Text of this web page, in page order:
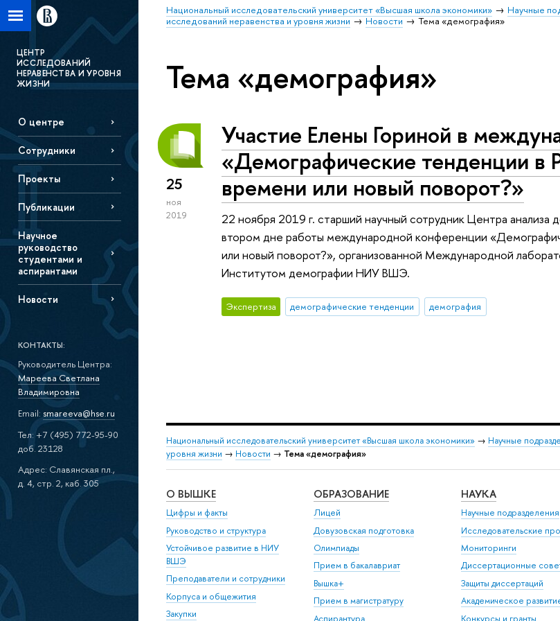
Национальный исследовательский университет «Высшая школа экономики» Научные
исследований неравенства и уровня жизни
Новости Тема «демография»
ЦЕНТР
ИССЛЕДОВАНИЙ
НЕРАВЕНСТВА И УРОВНЯ
ЖИЗНИ
О центре
Сотрудники
Проекты
Публикации
Научное
руководство
студентами и
аспирантами
Новости
КОНТАКТЫ:
Руководитель Центра:
Мареева Светлана
Владимировна
Email: smareeva@hse.ru
Тел: +7 (495) 772-95-90
доб. 23128
Адрес: Славянская пл.,
д. 4, стр. 2, каб. 305
Тема «демография»
25
ноя
2019
Участие Елены Гориной в
«Демографические тенденции в
времени или новый поворот?»
22 ноября 2019 г. старший научный сотрудник Центра анализа
втором дне работы международной конференции
или новый поворот?», организованной Международной
Институтом демографии НИУ ВШЭ.
Экспертиза демографические тенденции демография
Национальный исследовательский университет «Высшая школа экономики» → Научные
уровня жизни → Новости → Тема «демография»
О ВЫШКЕ
Цифры и факты
Руководство и структура
Устойчивое развитие в НИУ
ВШЭ
Преподаватели и сотрудники
Корпуса и общежития
Закупки
ОБРАЗОВАНИЕ
Лицей
Довузовская подготовка
Олимпиады
Прием в бакалавриат
Вышка+
Прием в магистратуру
Аспирантура
НАУКА
Научные подразделения
Исследовательские
Мониторинги
Диссертационные
Защиты диссертаций
Академическое
Конкурсы и гранты